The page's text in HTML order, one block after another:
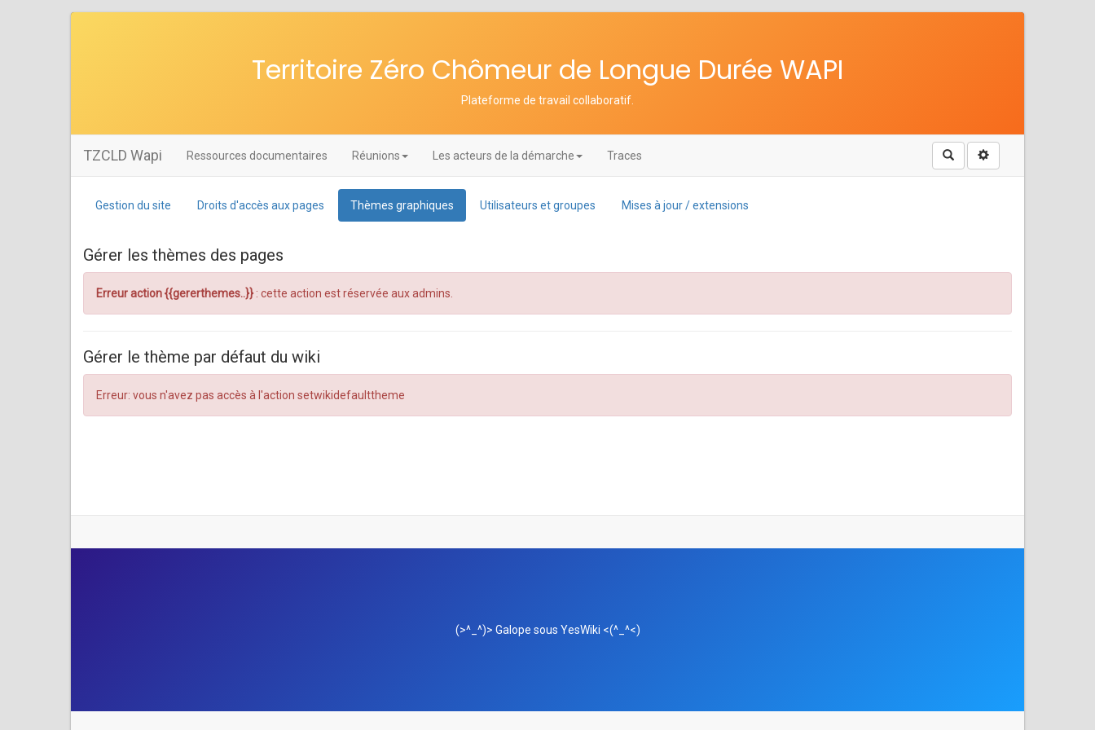
Territoire Zéro Chômeur de Longue Durée WAPI
Plateforme de travail collaboratif
TZCLD Wapi Ressources documentaires Réunions Les acteurs de la démarche Traces Rechercher
Gestion du site Droits d'accès aux pages Thèmes graphiques Utilisateurs et groupes Mises à jour / extensions
Gérer les thèmes des pages
Erreur action {{gererthemes..}} : cette action est réservée aux admins.
Gérer le thème par défaut du wiki
Erreur: vous n'avez pas accès à l'action setwikidefaulttheme
(>^_^)> Galope sous YesWiki <(^_^<)